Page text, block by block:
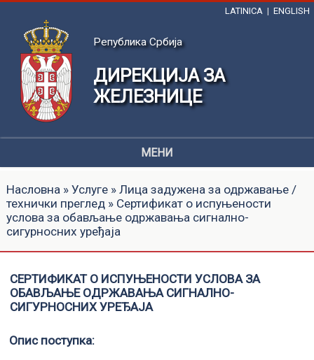
LATINICA | ENGLISH
Република Србија
ДИРЕКЦИЈА ЗА
ЖЕЛЕЗНИЦЕ
МЕНИ
Насловна» Услуге» Лица задужена за одржавање /
технички преглед» Сертификат о испуњености
услова за обављање одржавања сигнално-
сигурносних уређаја
СЕРТИФИКАТ О ИСПУЊЕНОСТИ УСЛОВА ЗА
ОБАВЉАЊЕ ОДРЖАВАЊА СИГНАЛНО-
СИГУРНОСНИХ УРЕЂАЈА
Опис поступка: